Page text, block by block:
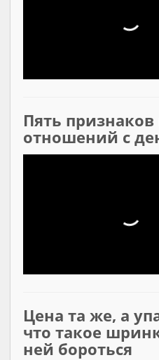
Пять
отношений с
Цена та же, а
что такое
ней бороться